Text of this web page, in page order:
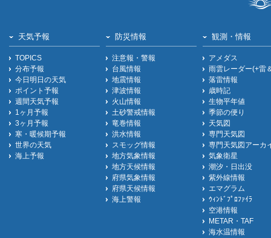
天気予報
TOPICS
分布予報
今日明日の天気
ポイント予報
週間天気予報
1ヶ月予報
3ヶ月予報
寒・暖候期予報
世界の天気
海上予報
防災情報
注意報・警報
台風情報
地震情報
津波情報
火山情報
土砂警戒情報
竜巻情報
洪水情報
スモッグ情報
地方気象情報
地方天候情報
府県気象情報
府県天候情報
海上警報
観測・情報
アメダス
雨雲レーダー(+雷
落雷情報
歳時記
生物平年値
季節の便り
天気図
専門天気図
専門天気図アーカ
気象衛星
潮汐・日出没
紫外線情報
エマグラム
ｳｨﾝﾄﾞﾌﾟﾛﾌｧｲﾗ
空港情報
METAR・TAF
海水温情報